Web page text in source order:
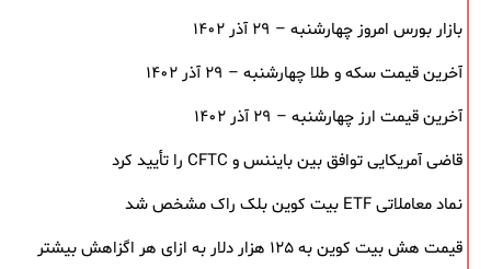
بازار بورس امروز چهارشنبه – ۲۹ آذر ۱۴۰۲
آخرین قیمت سکه و طلا چهارشنبه – ۲۹ آذر ۱۴۰۲
آخرین قیمت ارز چهارشنبه – ۲۹ آذر ۱۴۰۲
قاضی آمریکایی توافق بین بایننس و CFTC را تأیید کرد
نماد معاملاتی ETF بیت کوین بلک ‌راک مشخص شد
قیمت هش بیت کوین به ۱۲۵ هزار دلار به‌ ازای هر اگزاهش بیشتر